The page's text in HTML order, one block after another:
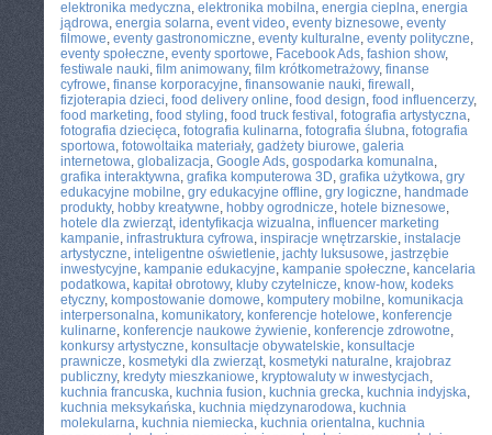
elektronika medyczna, elektronika mobilna, energia cieplna, energia
jądrowa, energia solarna, event video, eventy biznesowe, eventy
filmowe, eventy gastronomiczne, eventy kulturalne, eventy polityczne,
eventy społeczne, eventy sportowe, Facebook Ads, fashion show,
festiwale nauki, film animowany, film krótkometrażowy, finanse
cyfrowe, finanse korporacyjne, finansowanie nauki, firewall ,
fizjoterapia dzieci, food delivery online, food design, food influencerzy,
food marketing, food styling, food truck festival , fotografia artystyczna,
fotografia dziecięca, fotografia kulinarna, fotografia ślubna, fotografia
sportowa, fotowoltaika materiały, gadżety biurowe, galeria
internetowa, globalizacja, Google Ads, gospodarka komunalna,
grafika interaktywna, grafika komputerowa 3D, grafika użytkowa, gry
edukacyjne mobilne, gry edukacyjne offline, gry logiczne, handmade
produkty, hobby kreatywne, hobby ogrodnicze, hotele biznesowe,
hotele dla zwierząt, identyfikacja wizualna, influencer marketing
kampanie, infrastruktura cyfrowa, inspiracje wnętrzarskie, instalacje
artystyczne, inteligentne oświetlenie, jachty luksusowe, jastrzębie
inwestycyjne, kampanie edukacyjne, kampanie społeczne, kancelaria
podatkowa, kapitał obrotowy, kluby czytelnicze, know-how, kodeks
etyczny, kompostowanie domowe, komputery mobilne, komunikacja
interpersonalna, komunikatory, konferencje hotelowe, konferencje
kulinarne, konferencje naukowe żywienie, konferencje zdrowotne,
konkursy artystyczne, konsultacje obywatelskie, konsultacje
prawnicze, kosmetyki dla zwierząt, kosmetyki naturalne, krajobraz
publiczny, kredyty mieszkaniowe, kryptowaluty w inwestycjach,
kuchnia francuska, kuchnia fusion, kuchnia grecka, kuchnia indyjska,
kuchnia meksykańska, kuchnia międzynarodowa, kuchnia
molekularna, kuchnia niemiecka, kuchnia orientalna, kuchnia